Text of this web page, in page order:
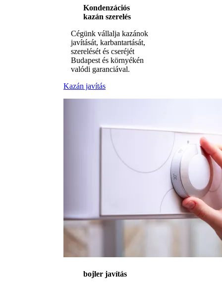
Kondenzációs
kazán szerelés
Cégünk vállalja kazánok
javítását, karbantartását,
szerelését és cseréjét
Budapest és környékén
valódi garanciával.
Kazán javítás
bojler javítás